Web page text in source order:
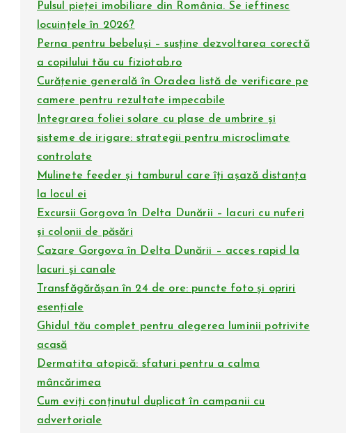
Pulsul pieței imobiliare din România. Se ieftinesc
locuințele în 2026?
Perna pentru bebeluși – susține dezvoltarea corectă
a copilului tău cu fiziotab.ro
Curățenie generală în Oradea listă de verificare pe
camere pentru rezultate impecabile
Integrarea foliei solare cu plase de umbrire și
sisteme de irigare: strategii pentru microclimate
controlate
Mulinete feeder și tamburul care îți așază distanța
la locul ei
Excursii Gorgova în Delta Dunării – lacuri cu nuferi
și colonii de păsări
Cazare Gorgova în Delta Dunării – acces rapid la
lacuri și canale
Transfăgărășan în 24 de ore: puncte foto și opriri
esențiale
Ghidul tău complet pentru alegerea luminii potrivite
acasă
Dermatita atopică: sfaturi pentru a calma
mâncărimea
Cum eviți conținutul duplicat în campanii cu
advertoriale